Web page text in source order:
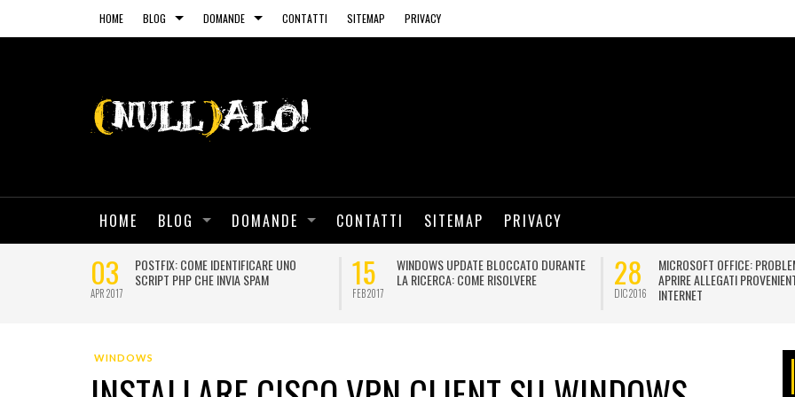
HOME BLOG DOMANDE CONTATTI SITEMAP PRIVACY
HOME BLOG DOMANDE CONTATTI SITEMAP PRIVACY
03
APR 2017
POSTFIX: COME IDENTIFICARE UNO
SCRIPT PHP CHE INVIA SPAM
15
FEB 2017
WINDOWS UPDATE BLOCCATO DURANTE
LA RICERCA: COME RISOLVERE
28
DIC 2016
MICROSOFT OFFICE:
APRIRE ALLEGATI
INTERNET
WINDOWS